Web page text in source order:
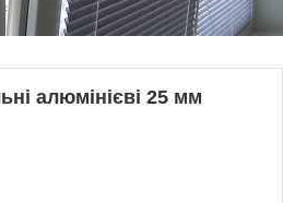
алюмінієві 25 мм